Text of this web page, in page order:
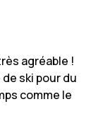
agréable !
ski pour du
comme le